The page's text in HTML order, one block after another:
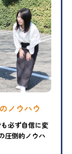
ノウハウ
必ず自信に変
圧倒的ノウハ